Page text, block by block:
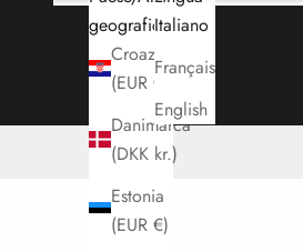
geografica
Croazia
(EUR €)
Danimarca
(DKK kr.)
Estonia
(EUR €)
Italiano
Français
English